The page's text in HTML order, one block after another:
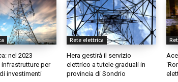
nel 2023
per
investimenti
Rete elettrica
Hera gestirà il servizio
elettrico a tutele graduali in
provincia di Sondrio